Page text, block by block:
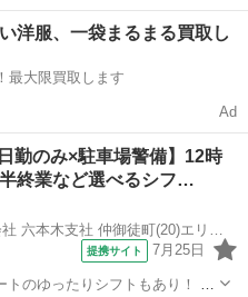
他 商品
洋服、一袋まるまる買取し
最大限買取します
Ad
勤のみ×駐車場警備】12時
終業など選べるシフ…
提携サイト 7月25日